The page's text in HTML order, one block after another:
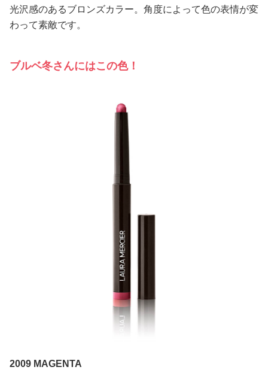
光沢感のあるブロンズカラー。角度によって色の表情が変
わって素敵です。
ブルベ冬さんにはこの色！
2009 MAGENTA